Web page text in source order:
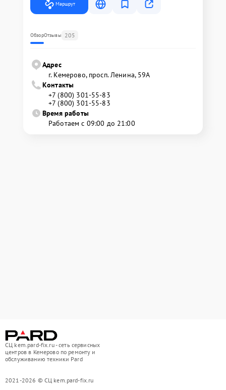
Маршрут
ОбзорОтзывы 205
Адрес
г. Кемерово, просп. Ленина, 59А
Контакты
+7 (800) 301-55-83
+7 (800) 301-55-83
Время работы
Работаем с 09:00 до 21:00
СЦ kem.pard-fix.ru - сеть сервисных
центров в Кемерово по ремонту и
обслуживанию техники Pard
2021-2026 © СЦ kem.pard-fix.ru